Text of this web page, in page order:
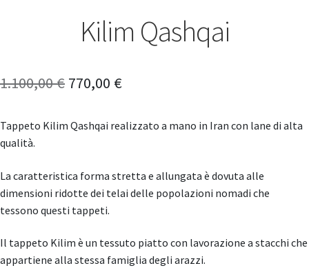
Kilim Qashqai
1.100,00€ Il
originale
1.100,00 €.
770,00 €Il
attuale
770,00 €.
Tappeto Kilim Qashqai realizzato a mano in Iran con lane di alta
qualità.
La caratteristica forma stretta e allungata è dovuta alle
dimensioni ridotte dei telai delle popolazioni nomadi che
tessono questi tappeti.
Il tappeto Kilim è un tessuto piatto con lavorazione a stacchi che
appartiene alla stessa famiglia degli arazzi.